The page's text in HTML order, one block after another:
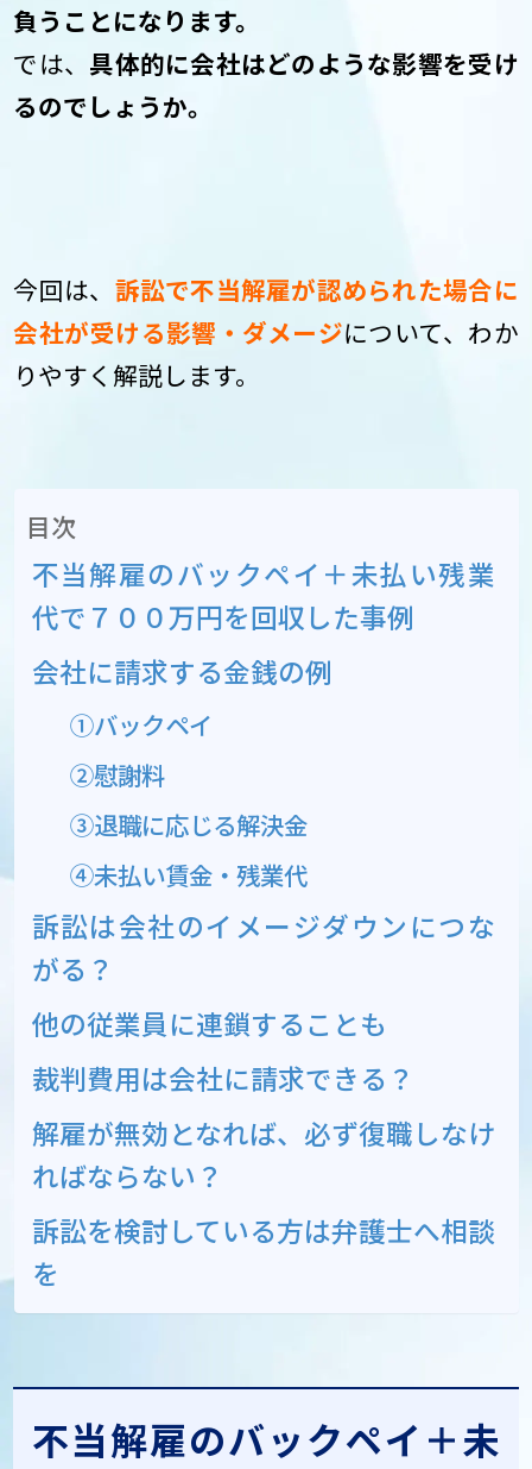
負うことになります。
では、 具体的に会社はどのような影響を受け
るのでしょうか。
今回は、 訴訟で不当解雇が認められた場合に
会社が受ける影響・ダメージについて、わか
りやすく解説します。
目次
不当解雇のバックペイ＋未払い残業
代で７００万円を回収した事例
会社に請求する金銭の例
①バックペイ
②慰謝料
③退職に応じる解決金
④未払い賃金・残業代
訴訟は会社のイメージダウンにつな
がる？
他の従業員に連鎖することも
裁判費用は会社に請求できる？
解雇が無効となれば、必ず復職しなけ
ればならない？
訴訟を検討している方は弁護士へ相談
を
不当解雇のバックペイ＋未